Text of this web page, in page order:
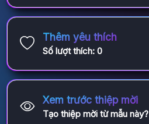
Thêm yêu thích
Số lượt thích: 0
Xem trước thiệp mời
Tạo thiệp mời từ mẫu này?